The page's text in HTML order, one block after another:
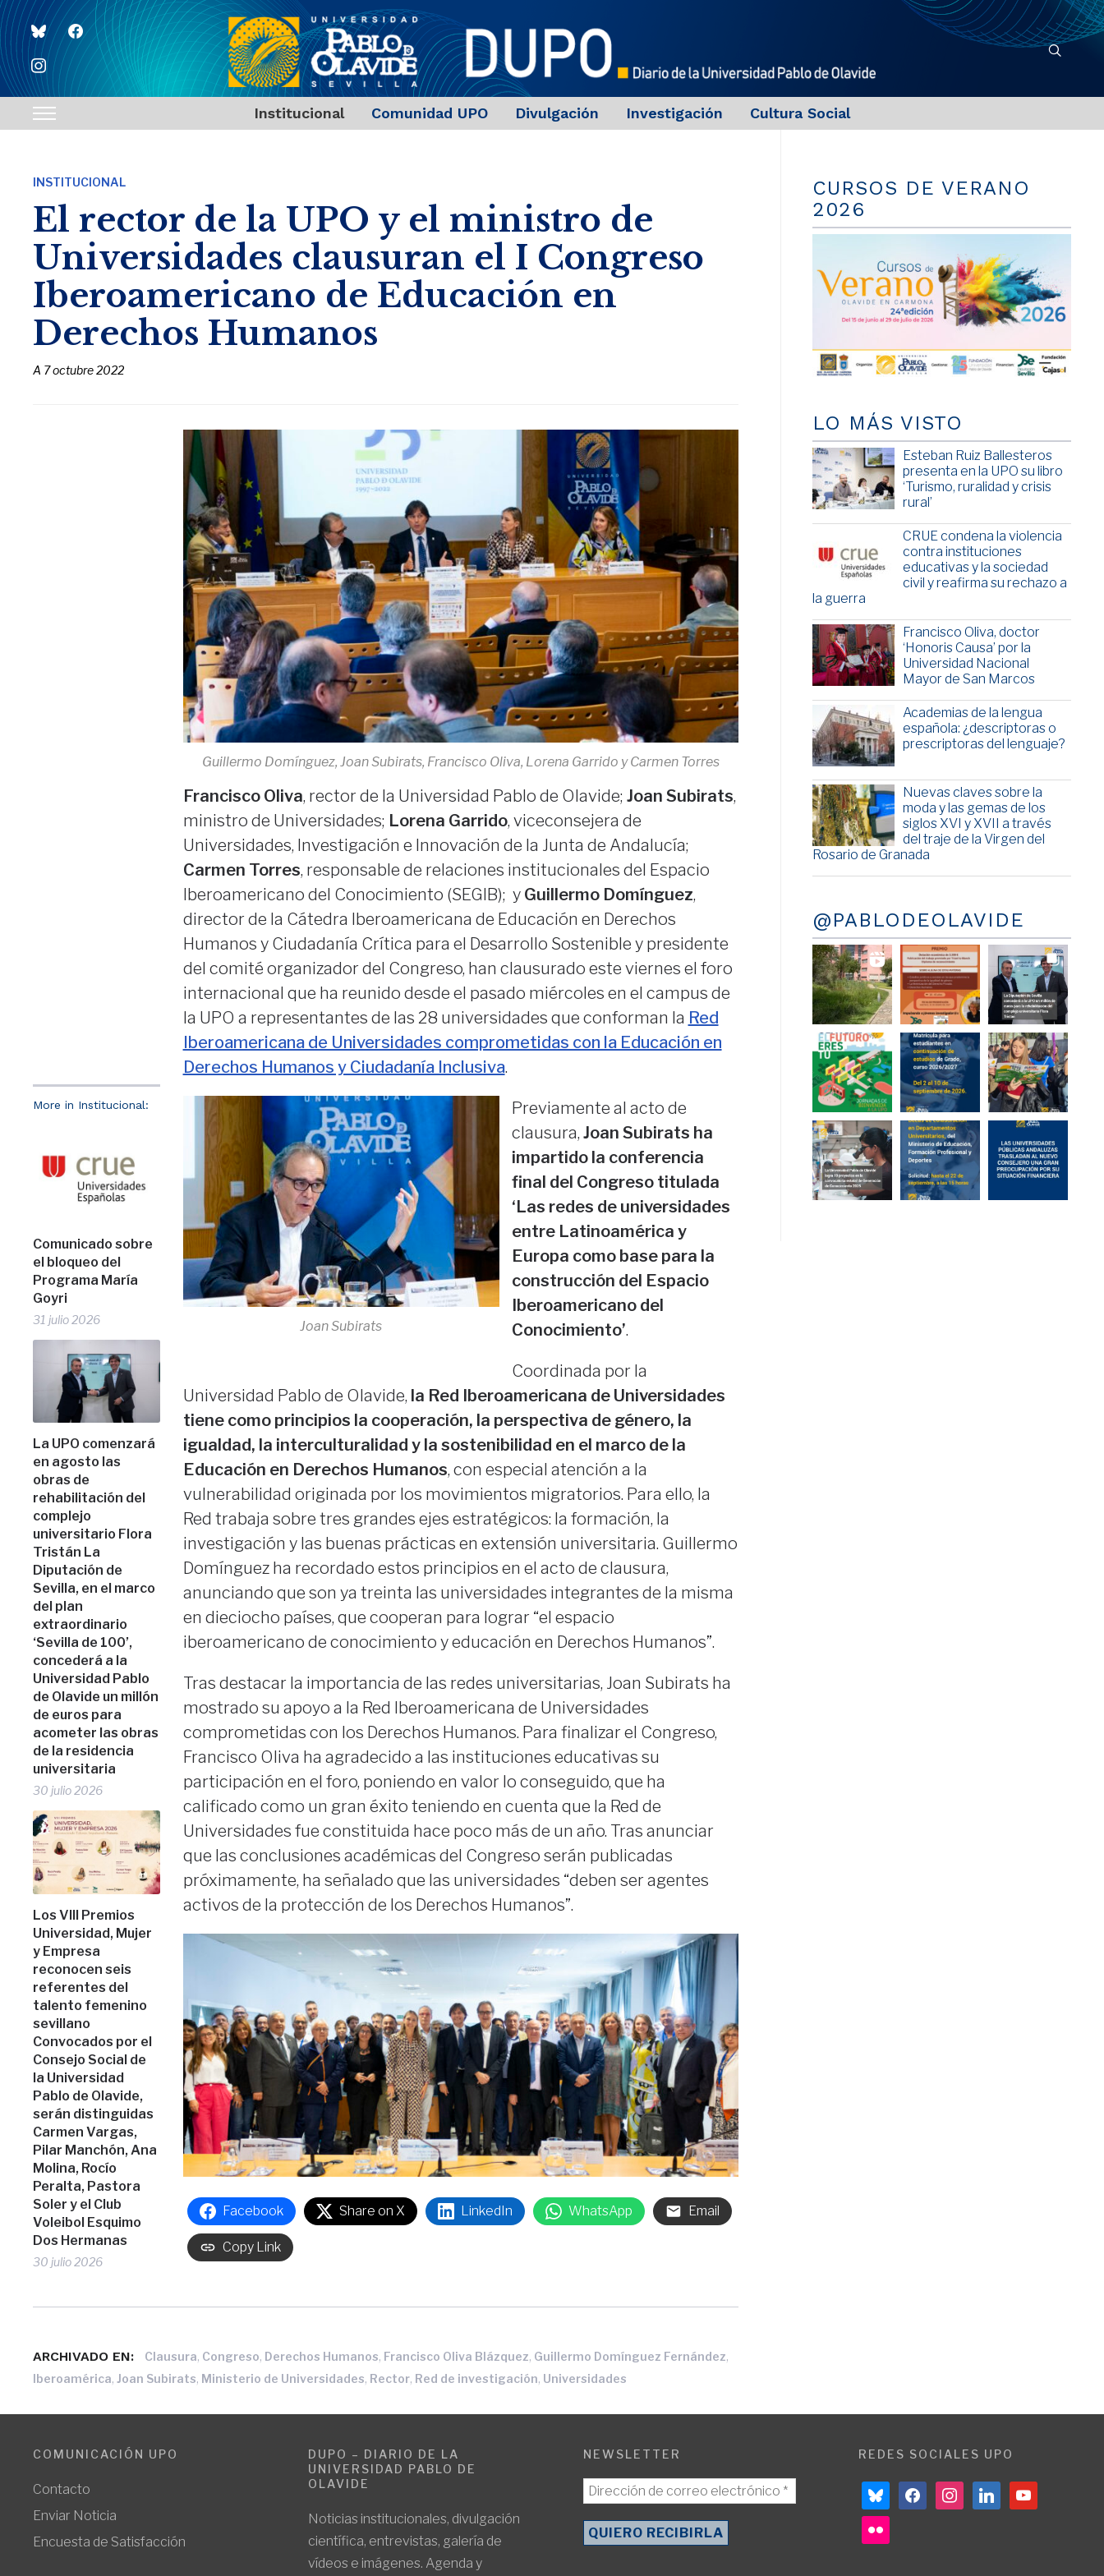
blueskyfacebook
instagram
Toggle
navigation
Institucional Comunidad UPO Divulgación Investigación Cultura Social
INSTITUCIONAL
El rector de la UPO y el ministro de
Universidades clausuran el I Congreso
Iberoamericano de Educación en
Derechos Humanos
A 7 octubre 2022
More in Institucional:
Comunicado sobre
el bloqueo del
Programa María
Goyri
31 julio 2026
La UPO comenzará
en agosto las
obras de
rehabilitación del
complejo
universitario Flora
Tristán La
Diputación de
Sevilla, en el marco
del plan
extraordinario
‘Sevilla de 100’,
concederá a la
Universidad Pablo
de Olavide un millón
de euros para
acometer las obras
de la residencia
universitaria
30 julio 2026
Los VIII Premios
Universidad, Mujer
y Empresa
reconocen seis
referentes del
talento femenino
sevillano
Convocados por el
Consejo Social de
la Universidad
Pablo de Olavide,
serán distinguidas
Carmen Vargas,
Pilar Manchón, Ana
Molina, Rocío
Peralta, Pastora
Soler y el Club
Voleibol Esquimo
Dos Hermanas
30 julio 2026
Guillermo Domínguez, Joan Subirats, Francisco Oliva, Lorena Garrido y Carmen Torres
Francisco Oliva, rector de la Universidad Pablo de Olavide; Joan Subirats,
ministro de Universidades; Lorena Garrido, viceconsejera de
Universidades, Investigación e Innovación de la Junta de Andalucía;
Carmen Torres, responsable de relaciones institucionales del Espacio
Iberoamericano del Conocimiento (SEGIB); y Guillermo Domínguez,
director de la Cátedra Iberoamericana de Educación en Derechos
Humanos y Ciudadanía Crítica para el Desarrollo Sostenible y presidente
del comité organizador del Congreso, han clausurado este viernes el foro
internacional que ha reunido desde el pasado miércoles en el campus de
la UPO a representantes de las 28 universidades que conforman la Red
Iberoamericana de Universidades comprometidas con la Educación en
Derechos Humanos y Ciudadanía Inclusiva.
Joan Subirats
Previamente al acto de
clausura, Joan Subirats ha
impartido la conferencia
final del Congreso titulada
‘Las redes de universidades
entre Latinoamérica y
Europa como base para la
construcción del Espacio
Iberoamericano del
Conocimiento’.
Coordinada por la
Universidad Pablo de Olavide, la Red Iberoamericana de Universidades
tiene como principios la cooperación, la perspectiva de género, la
igualdad, la interculturalidad y la sostenibilidad en el marco de la
Educación en Derechos Humanos, con especial atención a la
vulnerabilidad originada por los movimientos migratorios. Para ello, la
Red trabaja sobre tres grandes ejes estratégicos: la formación, la
investigación y las buenas prácticas en extensión universitaria. Guillermo
Domínguez ha recordado estos principios en el acto de clausura,
anunciando que son ya treinta las universidades integrantes de la misma
en dieciocho países, que cooperan para lograr “el espacio
iberoamericano de conocimiento y educación en Derechos Humanos”.
Tras destacar la importancia de las redes universitarias, Joan Subirats ha
mostrado su apoyo a la Red Iberoamericana de Universidades
comprometidas con los Derechos Humanos. Para finalizar el Congreso,
Francisco Oliva ha agradecido a las instituciones educativas su
participación en el foro, poniendo en valor lo conseguido, que ha
calificado como un gran éxito teniendo en cuenta que la Red de
Universidades fue constituida hace poco más de un año. Tras anunciar
que las conclusiones académicas del Congreso serán publicadas
próximamente, ha señalado que las universidades “deben ser agentes
activos de la protección de los Derechos Humanos”.
Facebook Share on X LinkedIn WhatsApp Email
Copy Link
ARCHIVADO EN: Clausura, Congreso, Derechos Humanos, Francisco Oliva Blázquez, Guillermo Domínguez Fernández,
Iberoamérica,Joan Subirats, Ministerio de Universidades, Rector, Red de investigación, Universidades
CURSOS DE VERANO
2026
LO MÁS VISTO
Esteban Ruiz Ballesteros
presenta en la UPO su libro
‘Turismo, ruralidad y crisis
rural’
CRUE condena la violencia
contra instituciones
educativas y la sociedad
civil y reafirma su rechazo a
la guerra
Francisco Oliva, doctor
‘Honoris Causa’ por la
Universidad Nacional
Mayor de San Marcos
Academias de la lengua
española: ¿descriptoras o
prescriptoras del lenguaje?
Nuevas claves sobre la
moda y las gemas de los
siglos XVI y XVII a través
del traje de la Virgen del
Rosario de Granada
@PABLODEOLAVIDE
COMUNICACIÓN UPO
Contacto
Enviar Noticia
Encuesta de Satisfacción
DUPO – DIARIO DE LA
UNIVERSIDAD PABLO DE
OLAVIDE
Noticias institucionales, divulgación
científica, entrevistas, galería de
vídeos e imágenes. Agenda y
NEWSLETTER REDES SOCIALES UPO
blueskyfacebookinstagramlinkedin youtube
flickr